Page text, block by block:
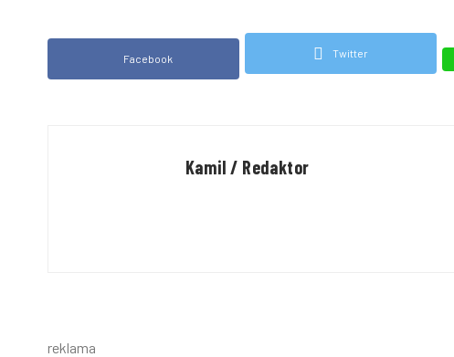
Facebook Twitter
Kamil / Redaktor
reklama